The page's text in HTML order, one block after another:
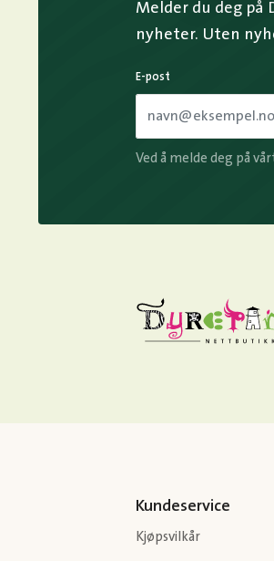
Melder du deg på
nyheter. Uten
E-post
Ved å melde deg på
Kundeservice
Kjøpsvilkår